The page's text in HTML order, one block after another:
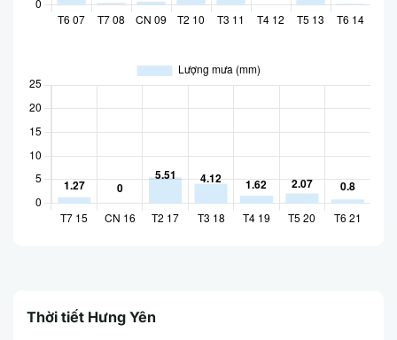
Thời tiết Hưng Yên